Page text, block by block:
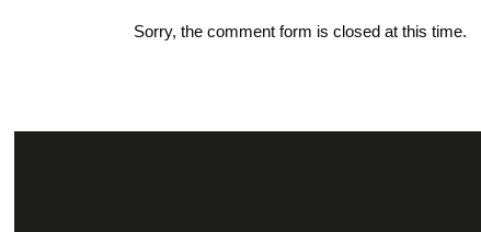
Sorry, the comment form is closed at this time.